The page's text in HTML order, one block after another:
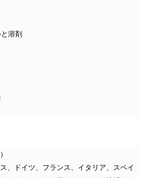
溶剤
、ドイツ、フランス、イタリア、スペイ